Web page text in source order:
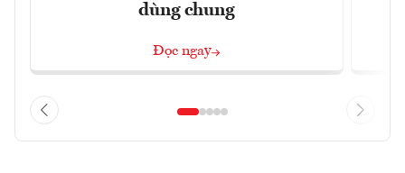
dùng chung
Đọc ngay